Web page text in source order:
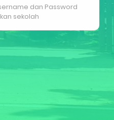
dan Password
sekolah